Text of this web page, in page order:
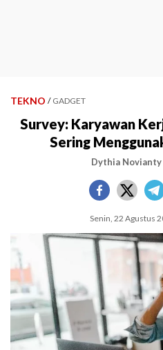
TEKNO / GADGET
Survey: Karyawan
Sering
Dythia Novianty
Senin, 22 Agustus